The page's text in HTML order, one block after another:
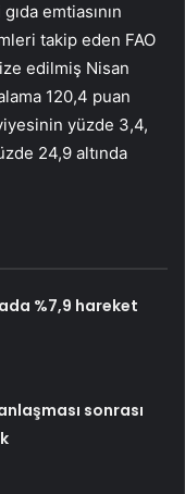
emtiasının
takip eden FAO
edilmiş Nisan
120,4 puan
yüzde 3,4,
24,9 altında
%7,9 hareket
sonrası